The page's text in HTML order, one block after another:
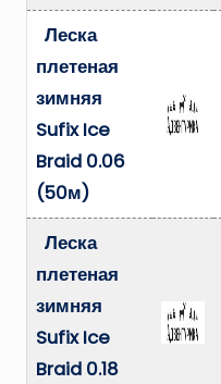
Леска
плетеная
зимняя
Sufix Ice
Braid 0.06
(50м)
Леска
плетеная
зимняя
Sufix Ice
Braid 0.18